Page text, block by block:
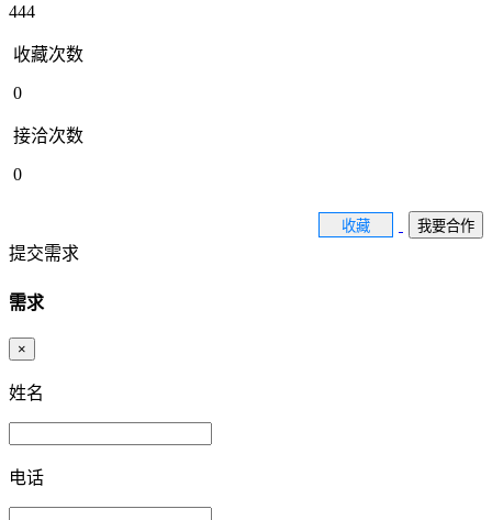
444
收藏次数
0
接洽次数
0
收藏 我要合作
提交需求
需求
×
姓名
电话